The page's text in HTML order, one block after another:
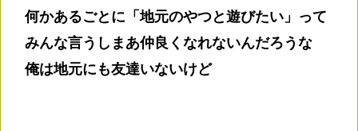
何かあるごとに「地元のやつと遊びたい」って
みんな言うしまあ仲良くなれないんだろうな
俺は地元にも友達いないけど